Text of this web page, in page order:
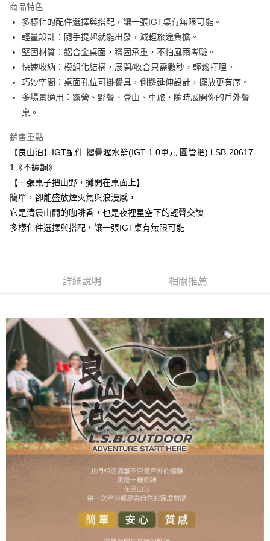
Apple Pay
街口支付
悠遊付
Google Pay
全盈+PAY
全家取貨付款
每筆NT$60，滿NT$699(含以上)免運費
7-11取貨付款
每筆NT$60，滿NT$699(含以上)免運費
網購自取
免運費
商品特色
多樣化的配件選擇與搭配，讓一張IGT桌有無限可能。
輕量設計：隨手提起就能出發，減輕旅途負擔。
堅固材質：鋁合金桌面，穩固承重，不怕風雨考驗。
快速收納：模組化結構，展開/收合只需數秒，輕鬆打理。
巧妙空間：桌面孔位可掛餐具，側邊延伸設計，擺放更有序。
多場景適用：露營、野餐、登山、車旅，隨時展開你的戶外餐
桌。
銷售重點
【良山泊】IGT配件-摺疊瀝水籃(IGT-1.0單元 圓管把) LSB-20617-
1《不鏽鋼》
【一張桌子把山野，攤開在桌面上】
簡單，卻能盛放煙火氣與浪漫感，
它是清晨山間的咖啡香，也是夜裡星空下的輕聲交談
多樣化件選擇與搭配，讓一張IGT桌有無限可能
詳細說明 相關推薦